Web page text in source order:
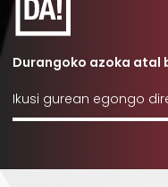
Durangoko azoka atal
Ikusi gurean egongo